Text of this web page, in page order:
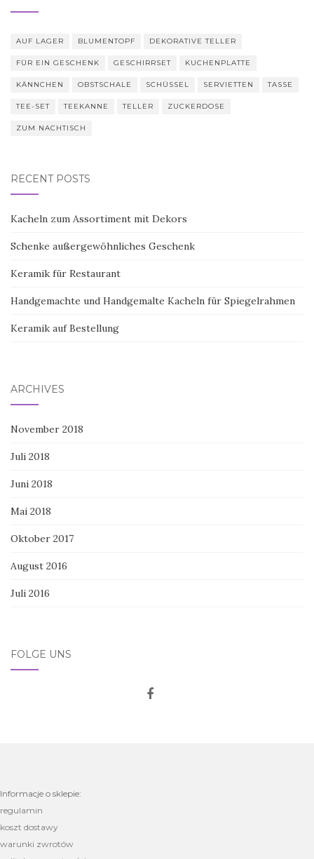
AUF LAGER BLUMENTOPF DEKORATIVE TELLER
FÜR EIN GESCHENK GESCHIRRSET KUCHENPLATTE
KÄNNCHEN OBSTSCHALE SCHÜSSEL SERVIETTEN TASSE
TEE-SET TEEKANNE TELLER ZUCKERDOSE
ZUM NACHTISCH
RECENT POSTS
Kacheln zum Assortiment mit Dekors
Schenke außergewöhnliches Geschenk
Keramik für Restaurant
Handgemachte und Handgemalte Kacheln für Spiegelrahmen
Keramik auf Bestellung
ARCHIVES
November 2018
Juli 2018
Juni 2018
Mai 2018
Oktober 2017
August 2016
Juli 2016
FOLGE UNS
Informacje o sklepie:
regulamin
koszt dostawy
warunki zwrotów